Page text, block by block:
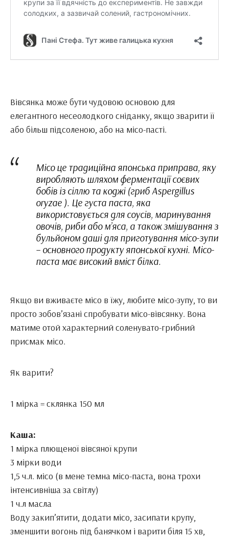
Вівсянка може бути чудовою основою для
елегантного несеолодкого сніданку, якщо зварити її
або більш підсоленою, або на місо-пасті.
Місо це традиційна японська приправа, яку
виробляють шляхом ферментації соєвих
бобів із сіллю та коджі (гриб Aspergillus
oryzae ). Це густа паста, яка
використовується для соусів, маринування
овочів, риби або м’яса, а також змішування з
бульйоном даші для приготування місо-зупи
– основного продукту японської кухні. Місо-
паста має високий вміст білка.
Якщо ви вживаєте місо в їжу, любите місо-зупу, то ви
просто зобов’язані спробувати місо-вівсянку. Вона
матиме отой характерний соленувато-грибний
присмак місо.
Як варити?
1 мірка = склянка 150 мл
Каша:
1 мірка плющеної вівсяної крупи
3 мірки води
1,5 ч.л. місо (в мене темна місо-паста, вона трохи
інтенсивніша за світлу)
1 ч.л масла
Воду закип’ятити, додати місо, засипати крупу,
зменшити вогонь під банячком і варити біля 15 хв,